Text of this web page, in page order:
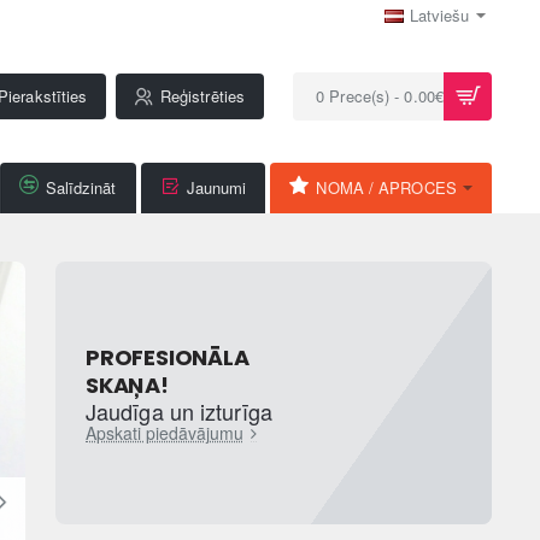
Latviešu
Pierakstīties Reģistrēties 0 Prece(s) - 0.00€
Salīdzināt Jaunumi NOMA / APROCES
PROFESIONĀLA
SKAŅA!
Jaudīga un izturīga
Apskati piedāvājumu